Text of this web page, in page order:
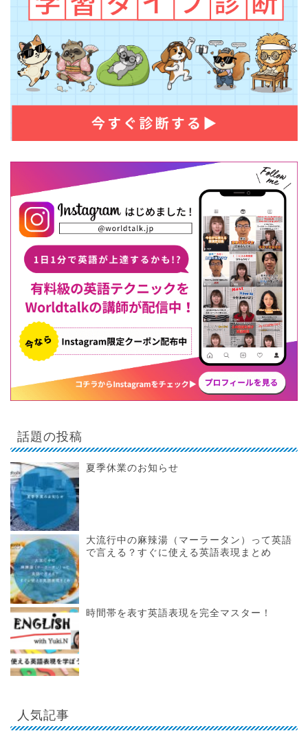
話題の投稿
夏季休業のお知らせ
大流行中の麻辣湯（マーラータン）って英語
で言える？すぐに使える英語表現まとめ
時間帯を表す英語表現を完全マスター！
人気記事